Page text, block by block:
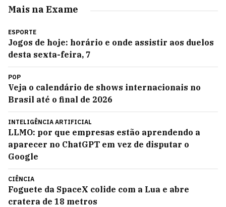
Mais na Exame
ESPORTE
Jogos de hoje: horário e onde assistir aos duelos
desta sexta-feira, 7
POP
Veja o calendário de shows internacionais no
Brasil até o final de 2026
INTELIGÊNCIA ARTIFICIAL
LLMO: por que empresas estão aprendendo a
aparecer no ChatGPT em vez de disputar o
Google
CIÊNCIA
Foguete da SpaceX colide com a Lua e abre
cratera de 18 metros